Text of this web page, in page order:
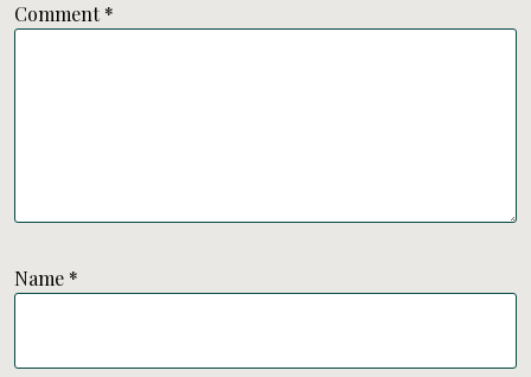
Comment*
Name *